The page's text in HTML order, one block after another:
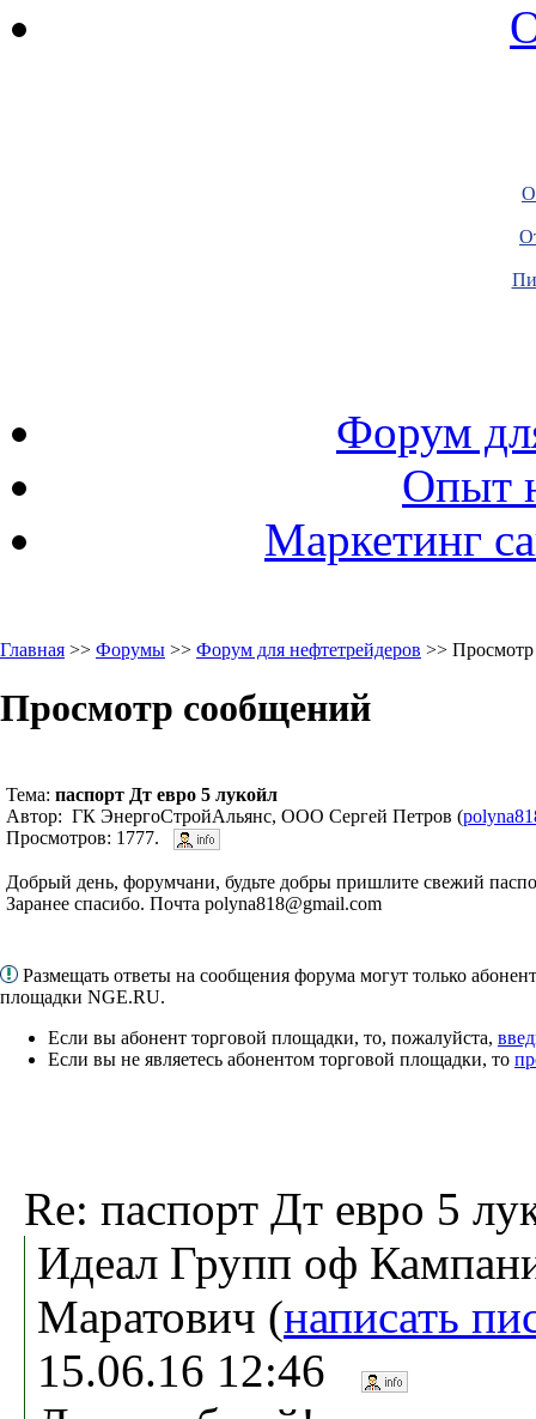
Форум
Опыт
Маркетинг
Главная >> Форумы >> Форум для нефтетрейдеров >>
Просмотр сообщений
Тема: паспорт Дт евро 5 лукойл
Автор: ГК ЭнергоСтройАльянс, ООО Сергей Петров (
Просмотров: 1777.
Добрый день, форумчани, будьте добры пришлите свежий
Заранее спасибо. Почта polyna818@gmail.com
Размещать ответы на сообщения форума могут только
площадки NGE.RU.
Если вы абонент торговой площадки, то, пожалуйста,
Если вы не являетесь абонентом торговой площадки, то
Re: паспорт Дт евро 5
Идеал Групп оф
Маратович (написать
15.06.16 12:46